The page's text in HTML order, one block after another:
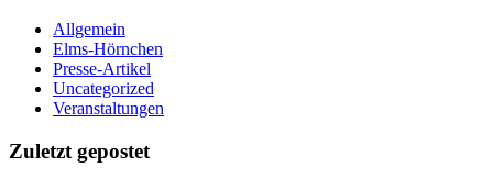
Allgemein
Elms-Hörnchen
Presse-Artikel
Uncategorized
Veranstaltungen
Zuletzt gepostet